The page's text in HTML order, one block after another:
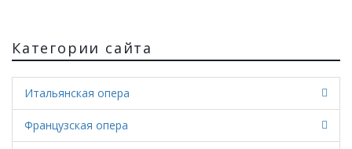
Категории сайта
Итальянская опера
Французская опера